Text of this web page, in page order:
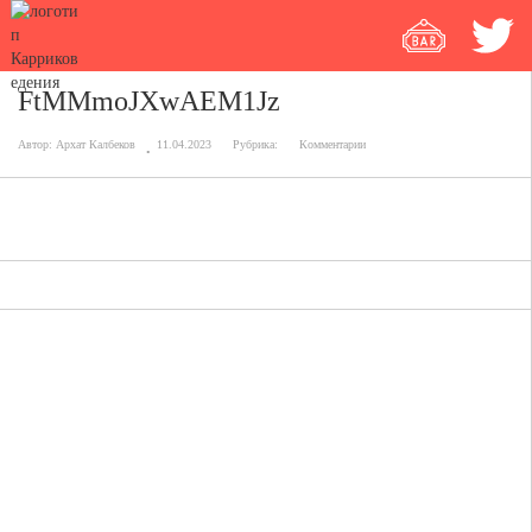
FtMMmoJXwAEM1Jz
Автор: Архат Калбеков 11.04.2023 Рубрика: Комментарии